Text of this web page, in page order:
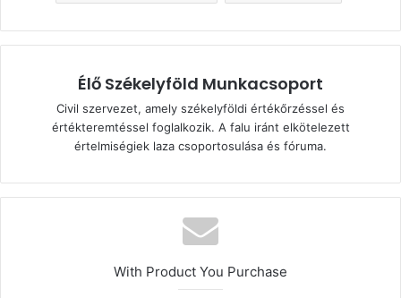
Élő Székelyföld Munkacsoport
Civil szervezet, amely székelyföldi értékőrzéssel és
értékteremtéssel foglalkozik. A falu iránt elkötelezett
értelmiségiek laza csoportosulása és fóruma.
With Product You Purchase